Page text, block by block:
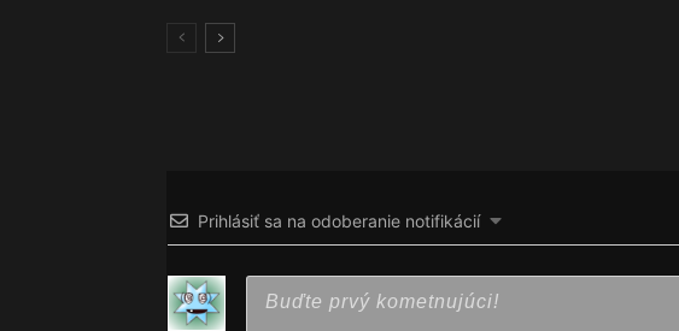
Prihlásiť sa na odoberanie notifikácií